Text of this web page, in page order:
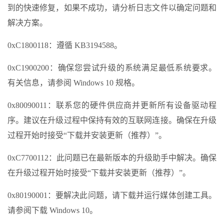
到的快速修复，如果不成功，请分析日志文件以确定问题和
解决方案。
0xC1800118：遵循 KB3194588。
0xC1900200：确保您尝试升级的系统满足最低系统要求。
有关信息，请参阅 Windows 10 规格。
0x80090011：联系您的硬件供应商并更新所有设备驱动程
序。建议在升级过程中保持有效的互联网连接。确保在升级
过程开始时接受“下载并安装更新（推荐）”。
0xC7700112：此问题已在最新版本的升级助手中解决。确保
在升级过程开始时接受“下载并安装更新（推荐）”。
0x80190001：要解决此问题，请下载并运行媒体创建工具。
请参阅下载 Windows 10。